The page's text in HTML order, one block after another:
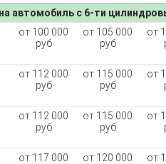
автомобиль с 6-ти
от 100 000
руб
от 105 000
руб
от
от 112 000
руб
от 115 000
руб
от
от 112 000
руб
от 115 000
руб
от
от 117 000
от 120 000
от